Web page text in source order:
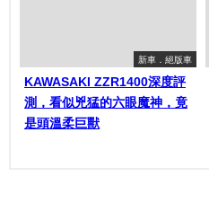
新車．絕版車
KAWASAKI ZZR1400深度評
測，看似兇猛的六眼魔神，竟
是頭溫柔巨獸